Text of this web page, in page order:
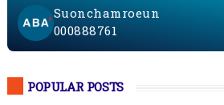
Suonchamroeun
000888761
POPULAR POSTS